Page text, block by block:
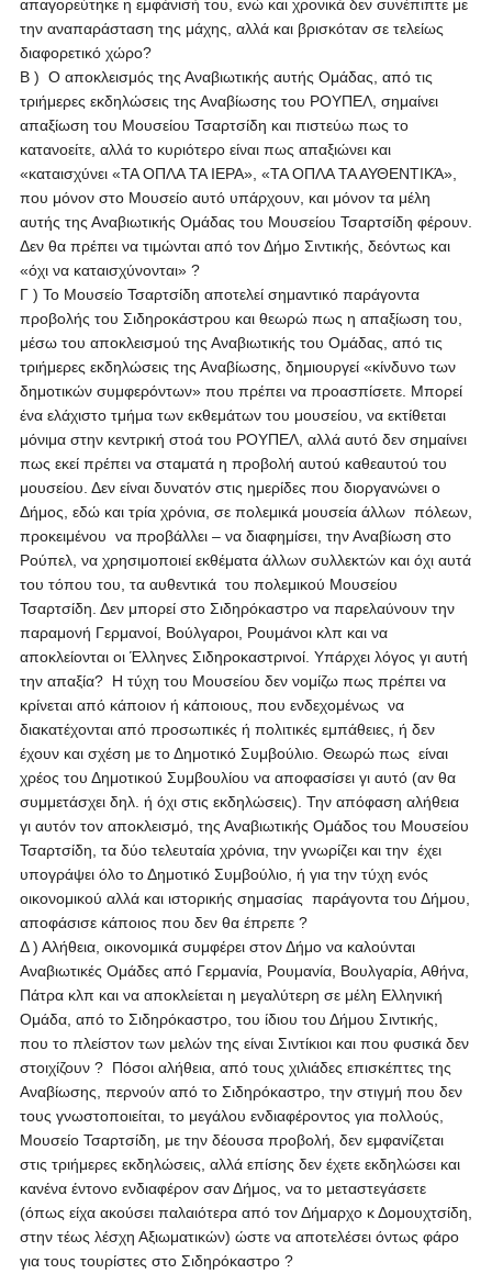
απαγορεύτηκε η εμφάνισή του, ενώ και χρονικά δεν συνέπιπτε με
την αναπαράσταση της μάχης, αλλά και βρισκόταν σε τελείως
διαφορετικό χώρο?
Β ) Ο αποκλεισμός της Αναβιωτικής αυτής Ομάδας, από τις
τριήμερες εκδηλώσεις της Αναβίωσης του ΡΟΥΠΕΛ, σημαίνει
απαξίωση του Μουσείου Τσαρτσίδη και πιστεύω πως το
κατανοείτε, αλλά το κυριότερο είναι πως απαξιώνει και
«καταισχύνει «ΤΑ ΟΠΛΑ ΤΑ ΙΕΡΑ», «ΤΑ ΟΠΛΑ ΤΑ ΑΥΘΕΝΤΙΚΆ»,
που μόνον στο Μουσείο αυτό υπάρχουν, και μόνον τα μέλη
αυτής της Αναβιωτικής Ομάδας του Μουσείου Τσαρτσίδη φέρουν.
Δεν θα πρέπει να τιμώνται από τον Δήμο Σιντικής, δεόντως και
«όχι να καταισχύνονται» ?
Γ ) Το Μουσείο Τσαρτσίδη αποτελεί σημαντικό παράγοντα
προβολής του Σιδηροκάστρου και θεωρώ πως η απαξίωση του,
μέσω του αποκλεισμού της Αναβιωτικής του Ομάδας, από τις
τριήμερες εκδηλώσεις της Αναβίωσης, δημιουργεί «κίνδυνο των
δημοτικών συμφερόντων» που πρέπει να προασπίσετε. Μπορεί
ένα ελάχιστο τμήμα των εκθεμάτων του μουσείου, να εκτίθεται
μόνιμα στην κεντρική στοά του ΡΟΥΠΕΛ, αλλά αυτό δεν σημαίνει
πως εκεί πρέπει να σταματά η προβολή αυτού καθεαυτού του
μουσείου. Δεν είναι δυνατόν στις ημερίδες που διοργανώνει ο
Δήμος, εδώ και τρία χρόνια, σε πολεμικά μουσεία άλλων πόλεων,
προκειμένου να προβάλλει – να διαφημίσει, την Αναβίωση στο
Ρούπελ, να χρησιμοποιεί εκθέματα άλλων συλλεκτών και όχι αυτά
του τόπου του, τα αυθεντικά του πολεμικού Μουσείου
Τσαρτσίδη. Δεν μπορεί στο Σιδηρόκαστρο να παρελαύνουν την
παραμονή Γερμανοί, Βούλγαροι, Ρουμάνοι κλπ και να
αποκλείονται οι Έλληνες Σιδηροκαστρινοί. Υπάρχει λόγος γι αυτή
την απαξία? Η τύχη του Μουσείου δεν νομίζω πως πρέπει να
κρίνεται από κάποιον ή κάποιους, που ενδεχομένως να
διακατέχονται από προσωπικές ή πολιτικές εμπάθειες, ή δεν
έχουν και σχέση με το Δημοτικό Συμβούλιο. Θεωρώ πως είναι
χρέος του Δημοτικού Συμβουλίου να αποφασίσει γι αυτό (αν θα
συμμετάσχει δηλ. ή όχι στις εκδηλώσεις). Την απόφαση αλήθεια
γι αυτόν τον αποκλεισμό, της Αναβιωτικής Ομάδος του Μουσείου
Τσαρτσίδη, τα δύο τελευταία χρόνια, την γνωρίζει και την έχει
υπογράψει όλο το Δημοτικό Συμβούλιο, ή για την τύχη ενός
οικονομικού αλλά και ιστορικής σημασίας παράγοντα του Δήμου,
αποφάσισε κάποιος που δεν θα έπρεπε ?
Δ ) Αλήθεια, οικονομικά συμφέρει στον Δήμο να καλούνται
Αναβιωτικές Ομάδες από Γερμανία, Ρουμανία, Βουλγαρία, Αθήνα,
Πάτρα κλπ και να αποκλείεται η μεγαλύτερη σε μέλη Ελληνική
Ομάδα, από το Σιδηρόκαστρο, του ίδιου του Δήμου Σιντικής,
που το πλείστον των μελών της είναι Σιντίκιοι και που φυσικά δεν
στοιχίζουν ? Πόσοι αλήθεια, από τους χιλιάδες επισκέπτες της
Αναβίωσης, περνούν από το Σιδηρόκαστρο, την στιγμή που δεν
τους γνωστοποιείται, το μεγάλου ενδιαφέροντος για πολλούς,
Μουσείο Τσαρτσίδη, με την δέουσα προβολή, δεν εμφανίζεται
στις τριήμερες εκδηλώσεις, αλλά επίσης δεν έχετε εκδηλώσει και
κανένα έντονο ενδιαφέρον σαν Δήμος, να το μεταστεγάσετε
(όπως είχα ακούσει παλαιότερα από τον Δήμαρχο κ Δομουχτσίδη,
στην τέως λέσχη Αξιωματικών) ώστε να αποτελέσει όντως φάρο
για τους τουρίστες στο Σιδηρόκαστρο ?